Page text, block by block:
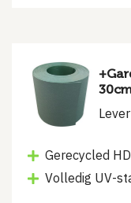
Gerecycled
Volledig UV-